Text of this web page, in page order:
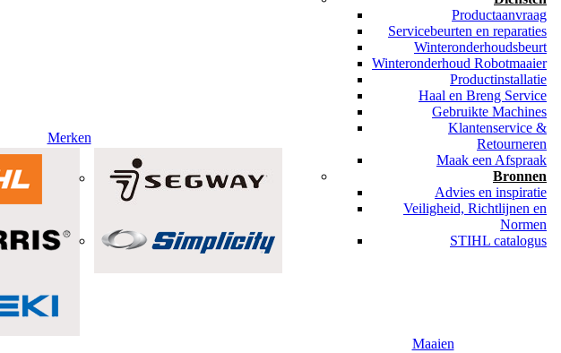
Merken
Productaanvraag
Servicebeurten en reparaties
Winteronderhoudsbeurt
Winteronderhoud Robotmaaier
Productinstallatie
Haal en Breng Service
Gebruikte Machines
Klantenservice &
Retourneren
Maak een Afspraak
Bronnen
Advies en inspiratie
Veiligheid, Richtlijnen en
Normen
STIHL catalogus
Maaien